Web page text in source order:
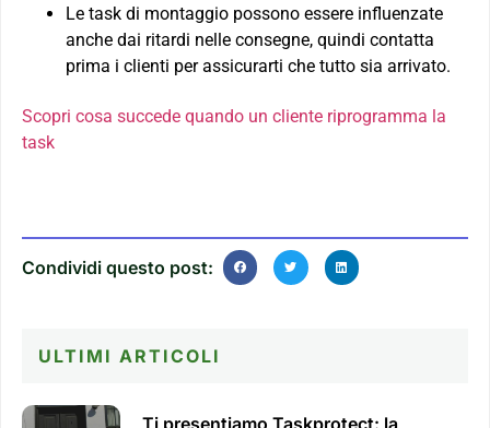
Le task di montaggio possono essere influenzate
anche dai ritardi nelle consegne, quindi contatta
prima i clienti per assicurarti che tutto sia arrivato.
Scopri cosa succede quando un cliente riprogramma la
task
Condividi questo post:
ULTIMI ARTICOLI
Ti presentiamo Taskprotect: la